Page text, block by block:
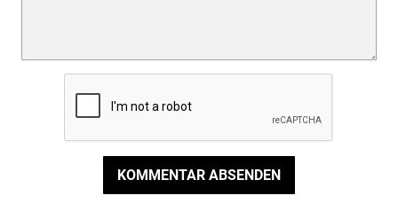
KOMMENTAR ABSENDEN